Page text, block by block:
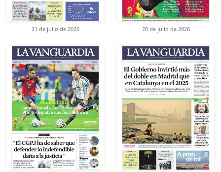
21 de julio de 2026 20 de julio de 2026